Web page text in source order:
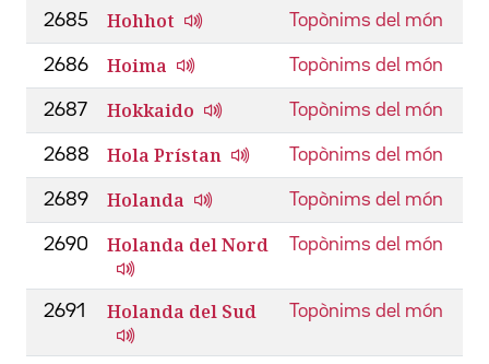
2685 Hohhot Topònims del món
2686 Hoima Topònims del món
2687 Hokkaido Topònims del món
2688 Hola Prístan Topònims del món
2689 Holanda Topònims del món
2690 Holanda del Nord Topònims del món
2691 Holanda del Sud Topònims del món